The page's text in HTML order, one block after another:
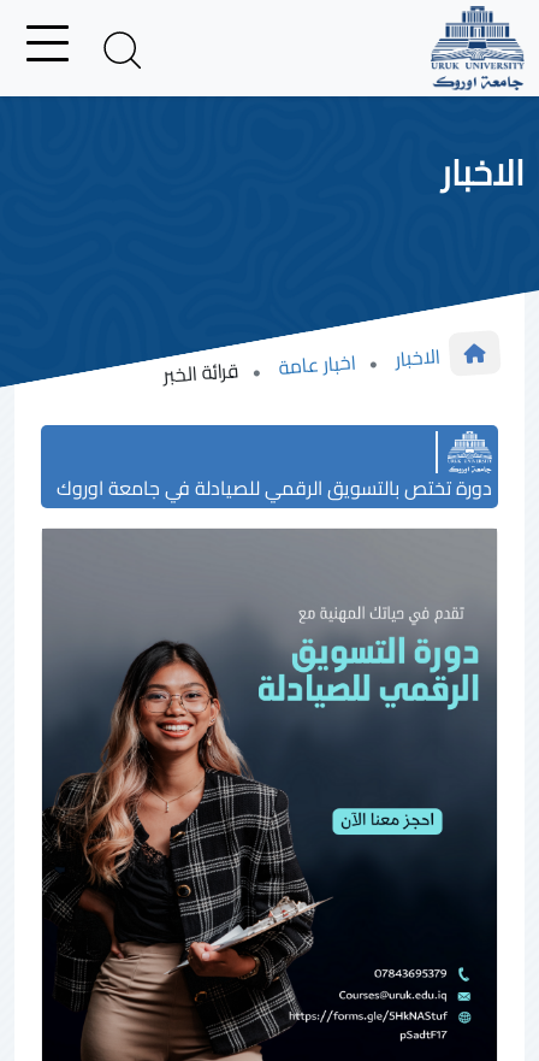
الاخبار
الاخبار اخبار عامة قرائة الخبر
دورة تختص بالتسويق الرقمي للصيادلة في جامعة اوروك